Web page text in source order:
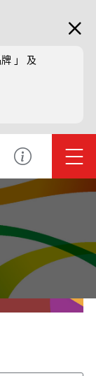
」 及